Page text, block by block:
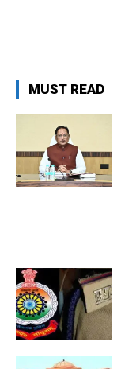
MUST READ